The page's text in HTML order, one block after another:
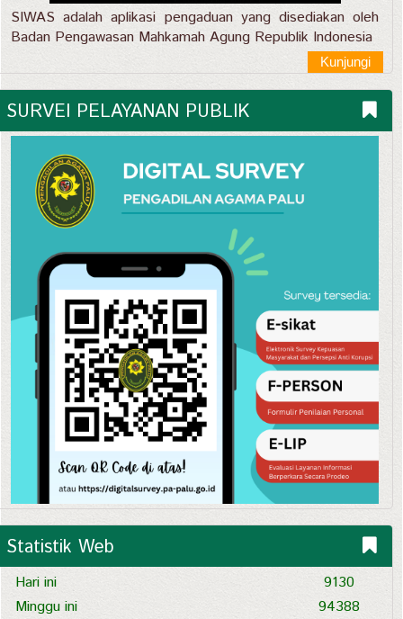
SIWAS adalah aplikasi pengaduan yang disediakan oleh
Badan Pengawasan Mahkamah Agung Republik Indonesia
Kunjungi
SURVEI PELAYANAN PUBLIK
Statistik Web
Hari ini
Minggu ini
9130
94388